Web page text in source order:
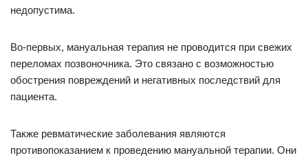
недопустима.
Во-первых, мануальная терапия не проводится при свежих
переломах позвоночника. Это связано с возможностью
обострения повреждений и негативных последствий для
пациента.
Также ревматические заболевания являются
противопоказанием к проведению мануальной терапии. Они